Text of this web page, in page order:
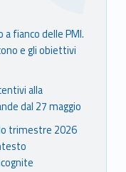
a fianco delle PMI.
e gli obiettivi
alla
dal 27 maggio
trimestre 2026